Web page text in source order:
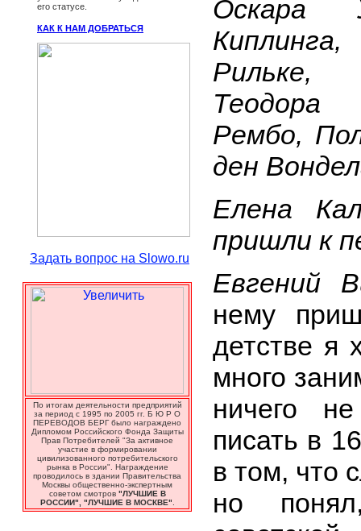
его статусе.
КАК К НАМ ДОБРАТЬСЯ
Задать вопрос на Slowo.ru
По итогам деятельности предприятий
за период с 1995 по 2005 гг. Б Ю Р О
ПЕРЕВОДОВ БЕРГ было награждено
Дипломом Российского Фонда Защиты
Прав Потребителей "За активное
участие в формировании
цивилизованного потребительского
рынка в России". Награждение
проводилось в здании Правительства
Москвы общественно-экспертным
советом смотров "ЛУЧШИЕ В
РОССИИ", "ЛУЧШИЕ В МОСКВЕ"
Оскара
Рильке,
Рембо,
ден
Елена
пришли к
Евгений
нему
детстве я
много
ничего
писать в
в том, что
но